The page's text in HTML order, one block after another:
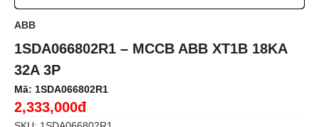
ABB
1SDA066802R1 – MCCB ABB XT1B 18KA
32A 3P
Mã: 1SDA066802R1
2,333,000đ